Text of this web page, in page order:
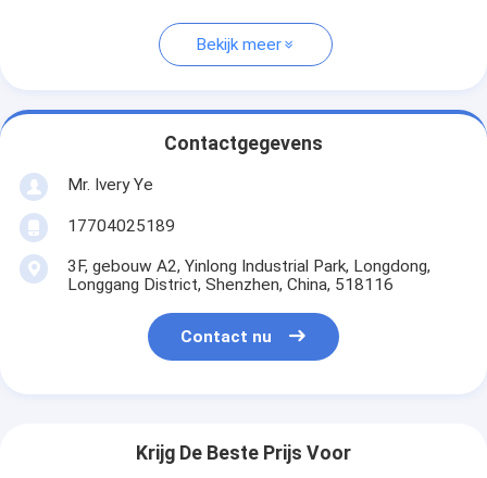
Bekijk meer
Contactgegevens
Mr. Ivery Ye
17704025189
3F, gebouw A2, Yinlong Industrial Park, Longdong,
Longgang District, Shenzhen, China, 518116
Contact nu
Krijg De Beste Prijs Voor